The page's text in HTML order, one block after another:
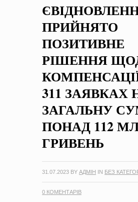
на період 2018 – 2020 роки
проектів
-0 Коментарів
ПРИЙНЯТО
ПОЗИТИВНЕ
РІШЕННЯ
311 ЗАЯВКАХ
ЗАГАЛЬНУ
ПОНАД 112
ГРИВЕНЬ
31.07.2023 BY АДМІН IN БЕЗ
0 КОМЕНТАРІВ